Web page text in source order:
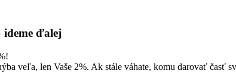
ďalej
veľa, len Vaše 2%. Ak stále váhate, komu darovať časť